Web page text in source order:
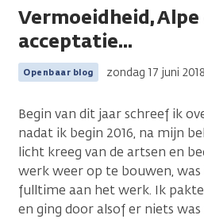
Vermoeidheid, Alpe
acceptatie...
Openbaar blog zondag 17 juni 2018
Begin van dit jaar schreef ik
nadat ik begin 2016, na mijn
licht kreeg van de artsen en
werk weer op te bouwen,
fulltime aan het werk. Ik
en ging door alsof er niets